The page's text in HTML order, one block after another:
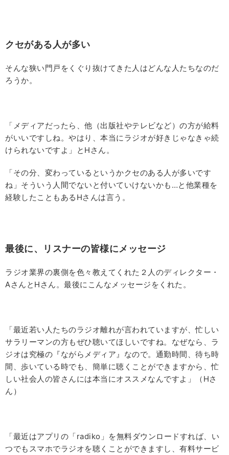
クセがある人が多い
そんな狭い門戸をくぐり抜けてきた人はどんな人たちなのだ
ろうか。
「メディアだったら、他（出版社やテレビなど）の方が給料
がいいですしね。やはり、本当にラジオが好きじゃなきゃ続
けられないですよ」とHさん。
「その分、変わっているというかクセのある人が多いです
ね」そういう人間でないと付いていけないかも…と他業種を
経験したこともあるHさんは言う。
最後に、リスナーの皆様にメッセージ
ラジオ業界の裏側を色々教えてくれた２人のディレクター・
AさんとHさん。最後にこんなメッセージをくれた。
「最近若い人たちのラジオ離れが言われていますが、忙しい
サラリーマンの方もぜひ聴いてほしいですね。なぜなら、ラ
ジオは究極の『ながらメディア』なので。通勤時間、待ち時
間、歩いている時でも、簡単に聴くことができますから、忙
しい社会人の皆さんには本当にオススメなんですよ」（Hさ
ん）
「最近はアプリの「radiko」を無料ダウンロードすれば、い
つでもスマホでラジオを聴くことができますし、有料サービ